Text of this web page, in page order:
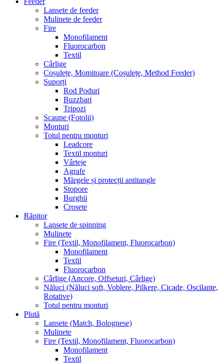
Lansete de feeder
Mulinete de feeder
Fire
Monofilament
Fluorocarbon
Textil
Cârlige
Coșulețe, Momitoare (Coșulețe, Method Feeder)
Suporți
Rod Poduri
Buzzbari
Tripozi
Scaune (Fotolii)
Monturi
Totul pentru monturi
Leadcore
Textil monturi
Vârteje
Agrafe
Mărgele și protecții antitangle
Stopore
Burghii
Crosete
Răpitor
Lansete de spinning
Mulinete
Fire (Textil, Monofilament, Fluorocarbon)
Monofilament
Textil
Fluorocarbon
Cârlige (Ancore, Offseturi, Cârlige)
Năluci (Năluci soft, Voblere, Pilkere, Cicade, Oscilante,
Rotative)
Totul pentru monturi
Plută
Lansete (Match, Bolognese)
Mulinete
Fire (Textil, Monofilament, Fluorocarbon)
Monofilament
Textil